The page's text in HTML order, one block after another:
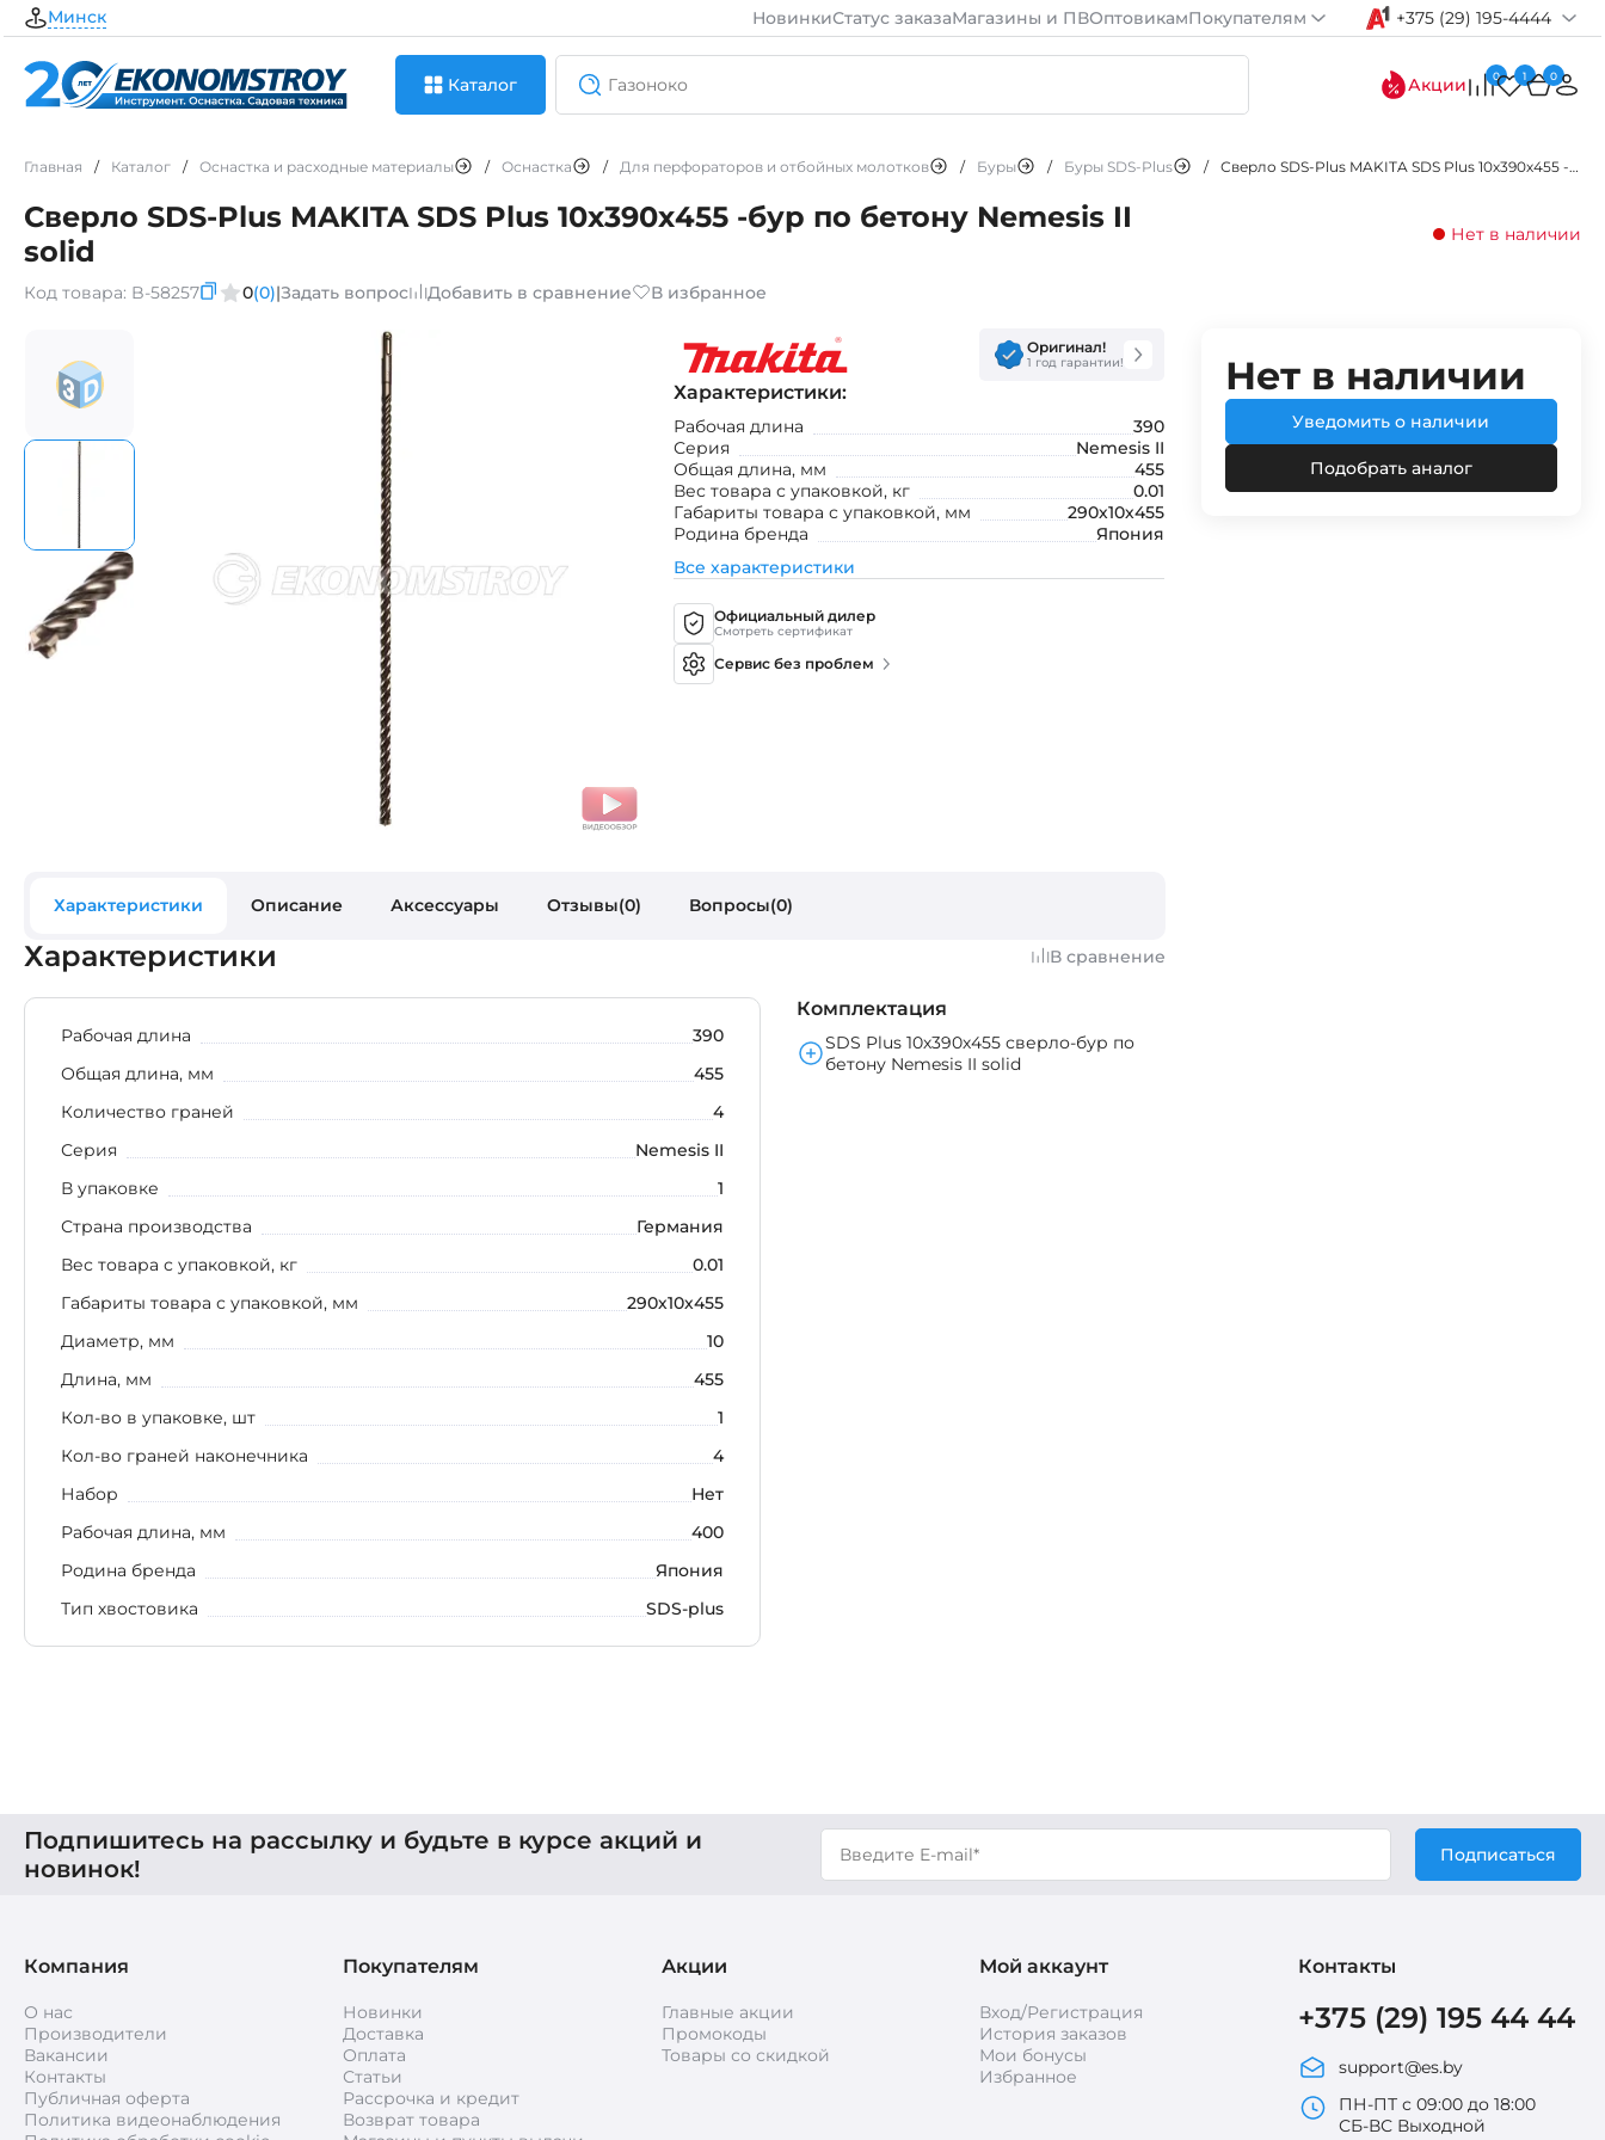
Минск НовинкиСтатус заказаМагазины и ПВОптовикамПокупателям +375 (29) 195-4444
Каталог Акции 0 1 0
Главная / Каталог / Оснастка и расходные материалы / Оснастка / Для перфораторов и отбойных молотков / Буры / Буры SDS-Plus / Сверло SDS-Plus MAKITA SDS Plus 10х390х455 -бур по бетону Nemesis II solid
Сверло SDS-Plus MAKITA SDS Plus 10х390х455 -бур по бетону Nemesis II
solid
Нет в наличии
Код товара: B-58257 0(0)|Задать вопрос Добавить в сравнение В избранное
Оригинал!
1 год гарантии!
Характеристики:
Рабочая длина
390
Серия
Nemesis II
Общая длина, мм
455
Вес товара с упаковкой, кг
0.01
Габариты товара с упаковкой, мм
290х10х455
Родина бренда
Япония
Все характеристики
Официальный дилер
Смотреть сертификат
Сервис без проблем
Нет в наличии
Уведомить о наличии
Подобрать аналог
Характеристики Описание Аксессуары Отзывы(0) Вопросы(0)
Характеристики В сравнение
Рабочая длина
390
Общая длина, мм
455
Количество граней
4
Серия
Nemesis II
В упаковке
1
Страна производства
Германия
Вес товара с упаковкой, кг
0.01
Габариты товара с упаковкой, мм
290х10х455
Диаметр, мм
10
Длина, мм
455
Кол-во в упаковке, шт
1
Кол-во граней наконечника
4
Набор
Нет
Рабочая длина, мм
400
Родина бренда
Япония
Тип хвостовика
SDS-plus
Комплектация
SDS Plus 10х390х455 сверло-бур по
бетону Nemesis II solid
Подпишитесь на рассылку и будьте в курсе акций и
новинок!
Подписаться
Компания
О нас
Производители
Вакансии
Контакты
Публичная оферта
Политика видеонаблюдения
Покупателям
Новинки
Доставка
Оплата
Статьи
Рассрочка и кредит
Возврат товара
Акции
Главные акции
Промокоды
Товары со скидкой
Мой аккаунт
Вход/Регистрация
История заказов
Мои бонусы
Избранное
Контакты
+375 (29) 195 44 44
support@es.by
ПН-ПТ с 09:00 до 18:00
СБ-ВС Выходной